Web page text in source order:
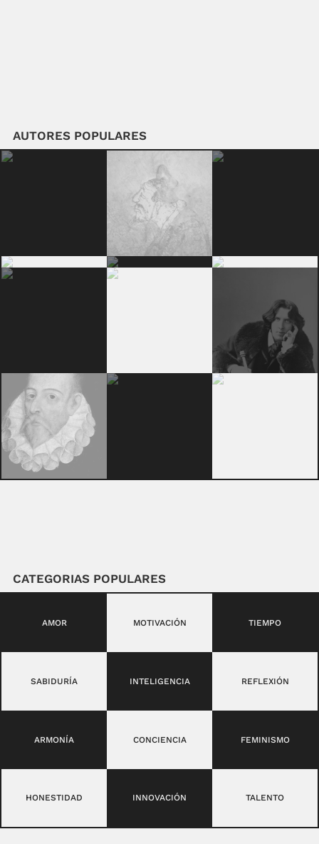
AUTORES POPULARES
CATEGORIAS POPULARES
AMOR MOTIVACIÓN TIEMPO
SABIDURÍA INTELIGENCIA REFLEXIÓN
ARMONÍA CONCIENCIA FEMINISMO
HONESTIDAD INNOVACIÓN TALENTO